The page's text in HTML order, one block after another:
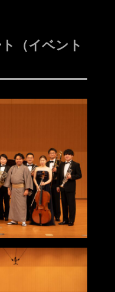
（イベント